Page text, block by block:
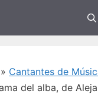
» Cantantes de
del alba, de